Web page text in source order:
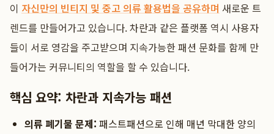
이 자신만의 빈티지 및 중고 의류 활용법을 공유하며 새로운 트
렌드를 만들어가고 있습니다. 차란과 같은 플랫폼 역시 사용자
들이 서로 영감을 주고받으며 지속가능한 패션 문화를 함께 만
들어가는 커뮤니티의 역할을 할 수 있습니다.
핵심 요약: 차란과 지속가능 패션
의류 폐기물 문제: 패스트패션으로 인해 매년 막대한 양의